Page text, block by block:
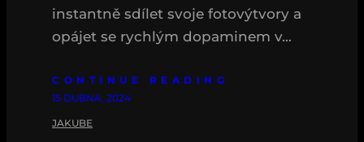
instantně sdílet svoje fotovýtvory a
opájet se rychlým dopaminem v…
CONTINUE READING
15 DUBNA, 2024
JAKUBE